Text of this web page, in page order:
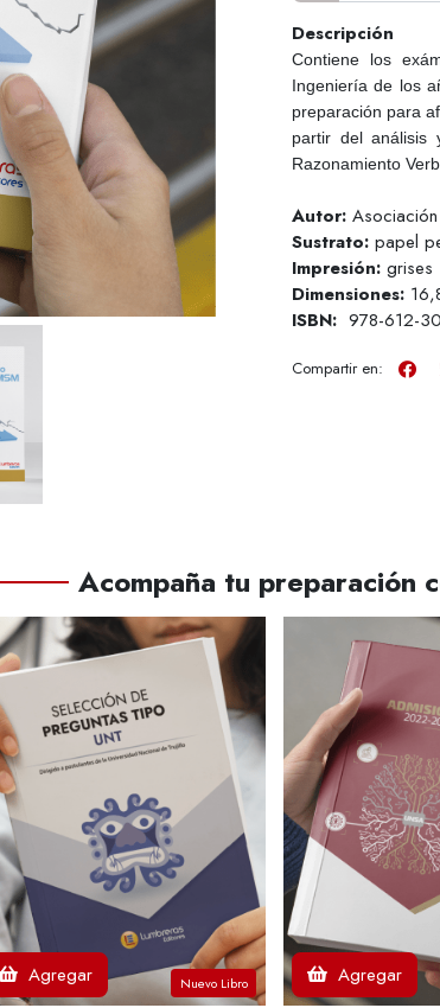
Descripción
Contiene los
Ingeniería de los
preparación para
partir del análisis
Razonamiento
Autor:
Sustrato: papel
Impresión: grises
Dimensiones:
ISBN: 978-612-
Compartir en:
Acompaña tu preparación
Nuevo Libro
Agregar Agregar